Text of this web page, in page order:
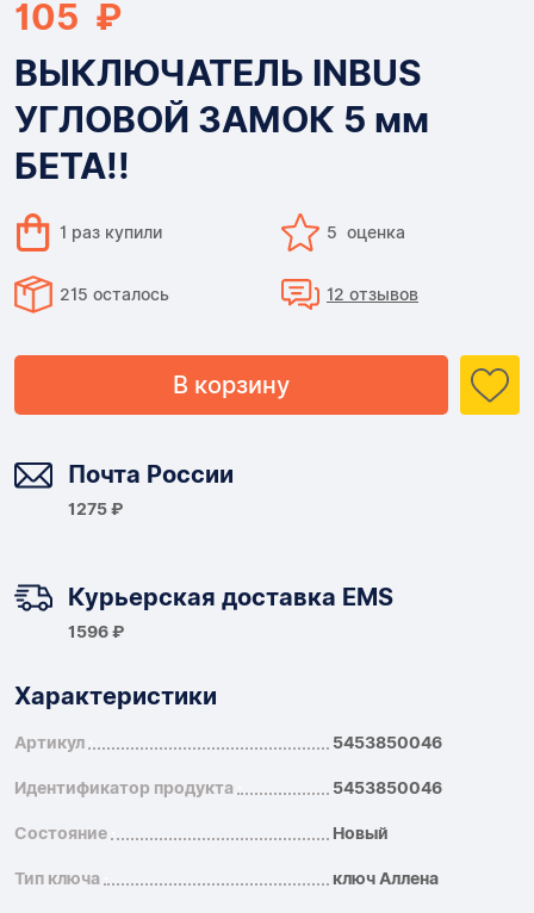
105 ₽
ВЫКЛЮЧАТЕЛЬ INBUS
УГЛОВОЙ ЗАМОК 5 мм
БЕТА!!
1 раз купили 5 оценка
215 осталось 12 отзывов
В корзину
Почта России
1275 ₽
Курьерская доставка EMS
1596 ₽
Характеристики
Артикул 5453850046
Идентификатор продукта 5453850046
Состояние Новый
Тип ключа ключ Аллена